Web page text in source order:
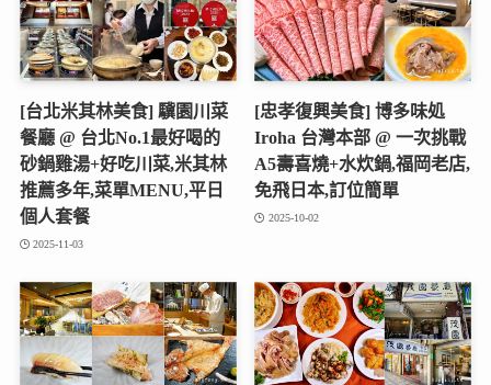
[台北米其林美食] 驥園川菜
餐廳 @ 台北No.1最好喝的
砂鍋雞湯+好吃川菜,米其林
推薦多年,菜單MENU,平日
個人套餐
2025-11-03
[忠孝復興美食] 博多味処
Iroha 台灣本部 @ 一次挑戰
A5壽喜燒+水炊鍋,福岡老店,
免飛日本,訂位簡單
2025-10-02